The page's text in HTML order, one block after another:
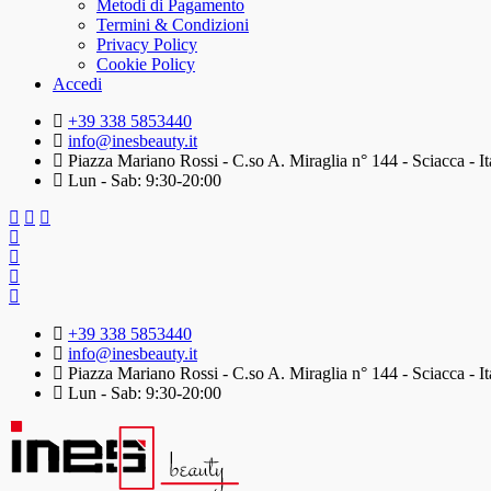
Metodi di Pagamento
Termini & Condizioni
Privacy Policy
Cookie Policy
Accedi
+39 338 5853440
info@inesbeauty.it
Piazza Mariano Rossi - C.so A. Miraglia n° 144 - Sciacca -
Lun - Sab: 9:30-20:00
+39 338 5853440
info@inesbeauty.it
Piazza Mariano Rossi - C.so A. Miraglia n° 144 - Sciacca -
Lun - Sab: 9:30-20:00